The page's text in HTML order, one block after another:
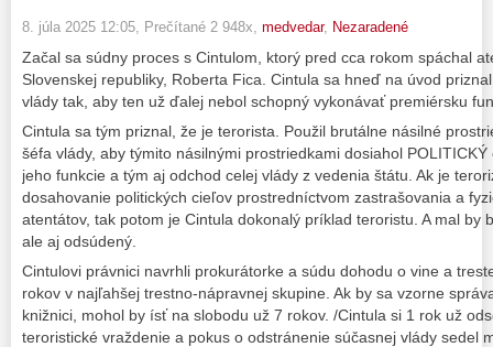
8. júla 2025 12:05 , Prečítané 2 948x, medvedar, Nezaradené
Začal sa súdny proces s Cintulom, ktorý pred cca rokom spáchal
Slovenskej republiky, Roberta Fica. Cintula sa hneď na úvod
vlády tak, aby ten už ďalej nebol schopný vykonávať premiérsku
Cintula sa tým priznal, že je terorista. Použil brutálne násilné
šéfa vlády, aby týmito násilnými prostriedkami dosiahol
jeho funkcie a tým aj odchod celej vlády z vedenia štátu. Ak je
dosahovanie politických cieľov prostredníctvom zastrašovania a
atentátov, tak potom je Cintula dokonalý príklad teroristu. A mal by
ale aj odsúdený.
Cintulovi právnici navrhli prokurátorke a súdu dohodu o vine a
rokov v najľahšej trestno-nápravnej skupine. Ak by sa vzorne
knižnici, mohol by ísť na slobodu už 7 rokov. /Cintula si 1 rok už
teroristické vraždenie a pokus o odstránenie súčasnej vlády sedel